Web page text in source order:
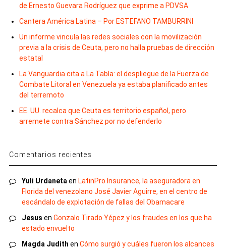
de Ernesto Guevara Rodríguez que exprime a PDVSA
Cantera América Latina – Por ESTEFANO TAMBURRINI
Un informe vincula las redes sociales con la movilización
previa a la crisis de Ceuta, pero no halla pruebas de dirección
estatal
La Vanguardia cita a La Tabla: el despliegue de la Fuerza de
Combate Litoral en Venezuela ya estaba planificado antes
del terremoto
EE. UU. recalca que Ceuta es territorio español, pero
arremete contra Sánchez por no defenderlo
Comentarios recientes
Yuli Urdaneta en LatinPro Insurance, la aseguradora en
Florida del venezolano José Javier Aguirre, en el centro de
escándalo de explotación de fallas del Obamacare
Jesus en Gonzalo Tirado Yépez y los fraudes en los que ha
estado envuelto
Magda Judith en Cómo surgió y cuáles fueron los alcances